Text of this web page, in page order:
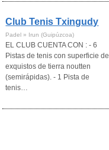
Club Tenis Txingudy
Padel » Irun (Guipúzcoa)
EL CLUB CUENTA CON : - 6
Pistas de tenis con superficie de
exquistos de tierra noutten
(semirápidas). - 1 Pista de
tenis…